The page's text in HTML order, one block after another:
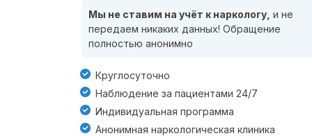
Мы не ставим на учёт к наркологу, и не
передаем никаких данных! Обращение
полностью анонимно
Круглосуточно
Наблюдение за пациентами 24/7
Индивидуальная программа
Анонимная наркологическая клиника